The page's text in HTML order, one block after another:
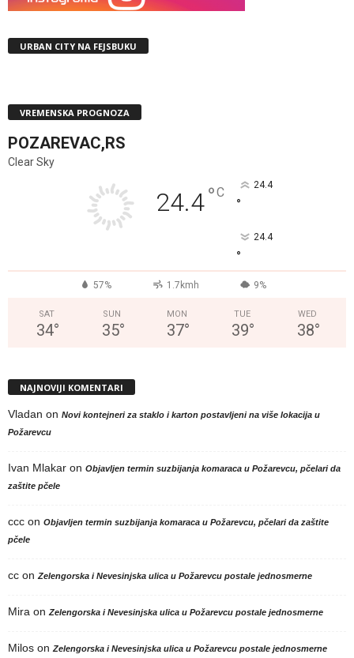
URBAN CITY NA FEJSBUKU
VREMENSKA PROGNOZA
POZAREVAC,RS
Clear Sky
24.4°C 24.4
°
24.4
°
57% 1.7kmh 9%
SAT
34°
SUN
35°
MON
37°
TUE
39°
WED
38°
NAJNOVIJI KOMENTARI
Vladan on Novi kontejneri za staklo i karton postavljeni na više lokacija u
Požarevcu
Ivan Mlakar on Objavljen termin suzbijanja komaraca u Požarevcu, pčelari da
zaštite pčele
ccc on Objavljen termin suzbijanja komaraca u Požarevcu, pčelari da zaštite
pčele
cc on Zelengorska i Nevesinjska ulica u Požarevcu postale jednosmerne
Mira on Zelengorska i Nevesinjska ulica u Požarevcu postale jednosmerne
Milos on Zelengorska i Nevesinjska ulica u Požarevcu postale jednosmerne